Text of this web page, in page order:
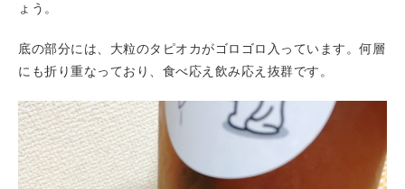
ょう。
底の部分には、大粒のタピオカがゴロゴロ入っています。何層
にも折り重なっており、食べ応え飲み応え抜群です。